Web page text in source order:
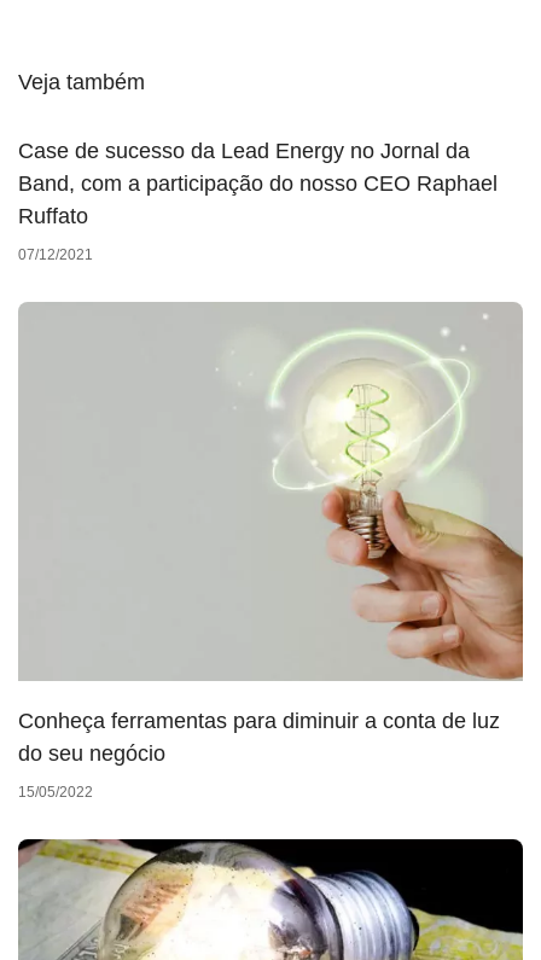
Veja também
Case de sucesso da Lead Energy no Jornal da
Band, com a participação do nosso CEO Raphael
Ruffato
07/12/2021
Conheça ferramentas para diminuir a conta de luz
do seu negócio
15/05/2022